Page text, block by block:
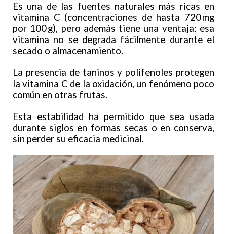
Es una de las fuentes naturales más ricas en
vitamina C (concentraciones de hasta 720 mg
por 100 g), pero además tiene una ventaja: esa
vitamina no se degrada fácilmente durante el
secado o almacenamiento.
La presencia de taninos y polifenoles protegen
la vitamina C de la oxidación, un fenómeno poco
común en otras frutas.
Esta estabilidad ha permitido que sea usada
durante siglos en formas secas o en conserva,
sin perder su eficacia medicinal.